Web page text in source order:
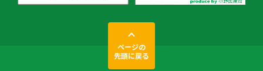
ページの
先頭に戻る